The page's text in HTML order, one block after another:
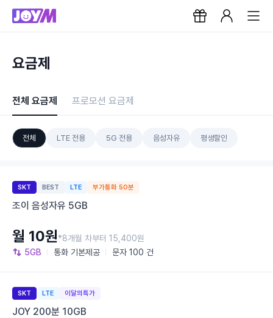
요금제
전체 요금제 프로모션 요금제
전체 LTE 전용 5G 전용 음성자유 평생할인
SKT BEST LTE 부가통화 50분
조이 음성자유 5GB
5GB 통화 기본제공 문자 100 건
월 10원*8개월 차부터 15,400원
SKT LTE 이달의특가
JOY 200분 10GB